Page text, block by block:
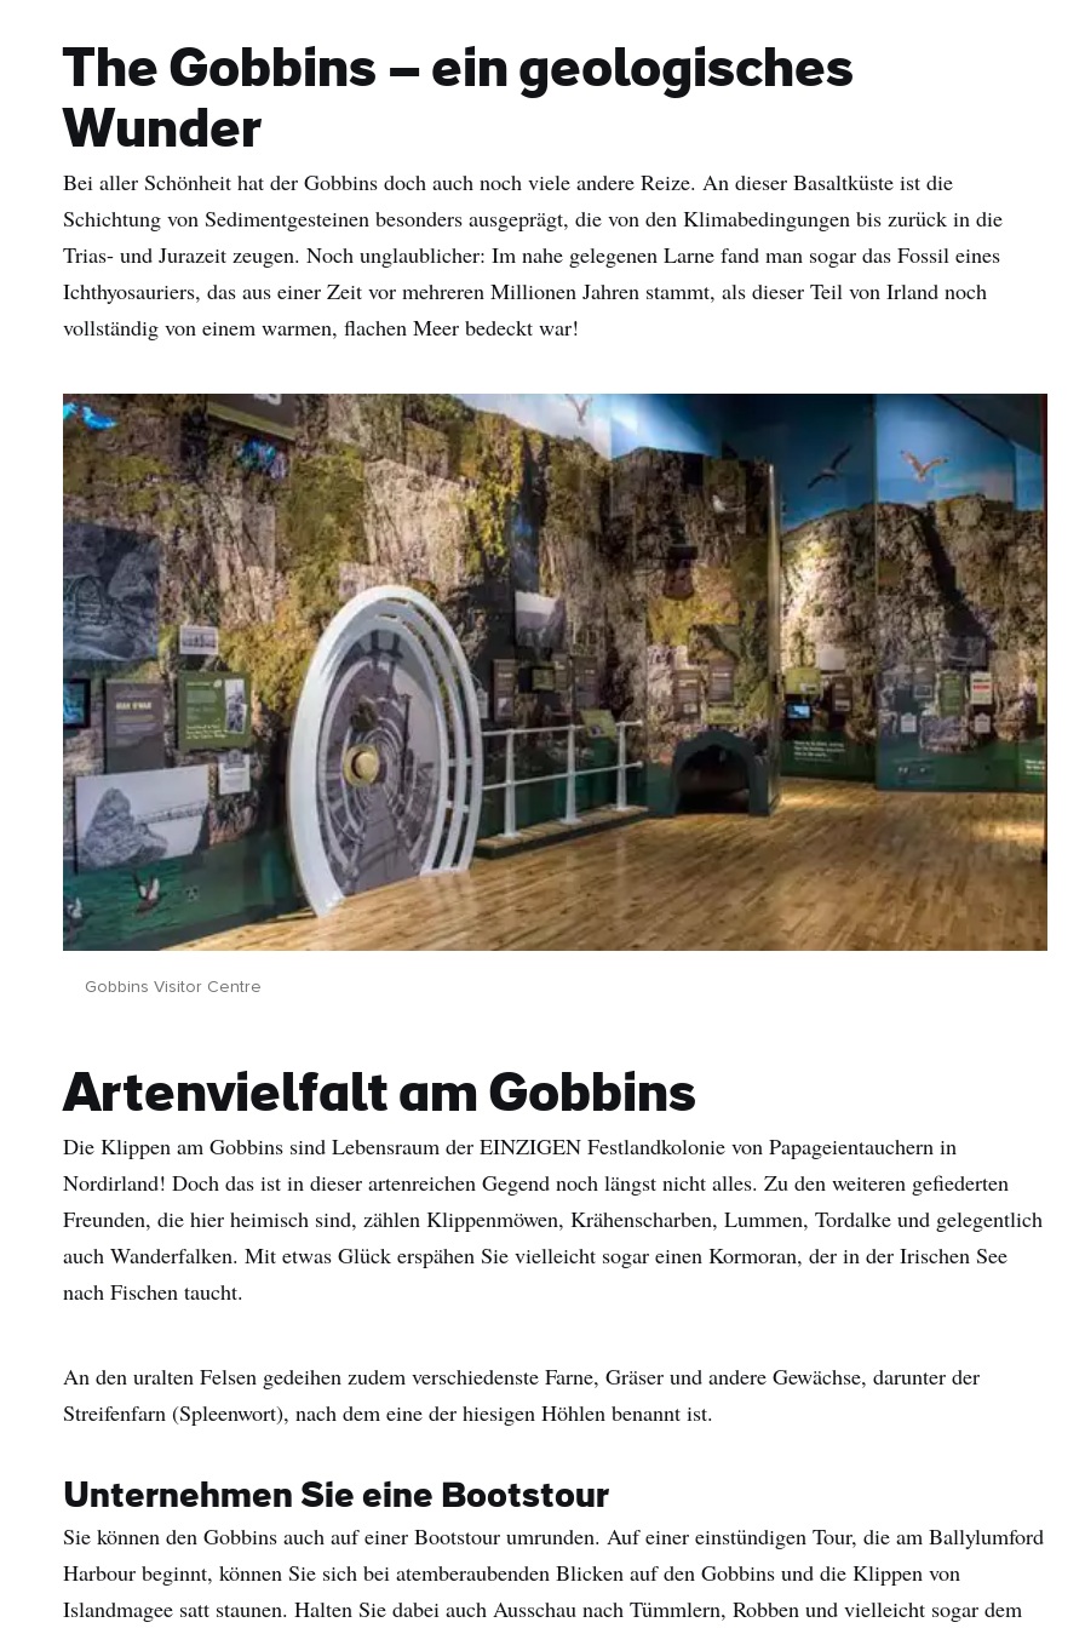
E-
Nutzung der Website und E-Mails von Tourism Ireland sowie meiner
Interaktion mit Werbung von Tourism Ireland auf anderen Websites,
Cookies und Pixeln. Sie können Ihre Einwilligung jederzeit
Informationen darüber, wie wir Ihre persönlichen Daten verwenden,
Anmelden
The Gobbins – ein geologisches
Wunder
Bei aller Schönheit hat der Gobbins doch auch noch viele andere Reize. An dieser Basaltküste ist die
Schichtung von Sedimentgesteinen besonders ausgeprägt, die von den Klimabedingungen bis zurück in die
Trias- und Jurazeit zeugen. Noch unglaublicher: Im nahe gelegenen Larne fand man sogar das Fossil eines
Ichthyosauriers, das aus einer Zeit vor mehreren Millionen Jahren stammt, als dieser Teil von Irland noch
vollständig von einem warmen, flachen Meer bedeckt war!
Gobbins Visitor Centre
Artenvielfalt am Gobbins
Die Klippen am Gobbins sind Lebensraum der EINZIGEN Festlandkolonie von Papageientauchern in
Nordirland! Doch das ist in dieser artenreichen Gegend noch längst nicht alles. Zu den weiteren gefiederten
Freunden, die hier heimisch sind, zählen Klippenmöwen, Krähenscharben, Lummen, Tordalke und gelegentlich
auch Wanderfalken. Mit etwas Glück erspähen Sie vielleicht sogar einen Kormoran, der in der Irischen See
nach Fischen taucht.
An den uralten Felsen gedeihen zudem verschiedenste Farne, Gräser und andere Gewächse, darunter der
Streifenfarn (Spleenwort), nach dem eine der hiesigen Höhlen benannt ist.
Unternehmen Sie eine Bootstour
Sie können den Gobbins auch auf einer Bootstour umrunden. Auf einer einstündigen Tour, die am Ballylumford
Harbour beginnt, können Sie sich bei atemberaubenden Blicken auf den Gobbins und die Klippen von
Islandmagee satt staunen. Halten Sie dabei auch Ausschau nach Tümmlern, Robben und vielleicht sogar dem